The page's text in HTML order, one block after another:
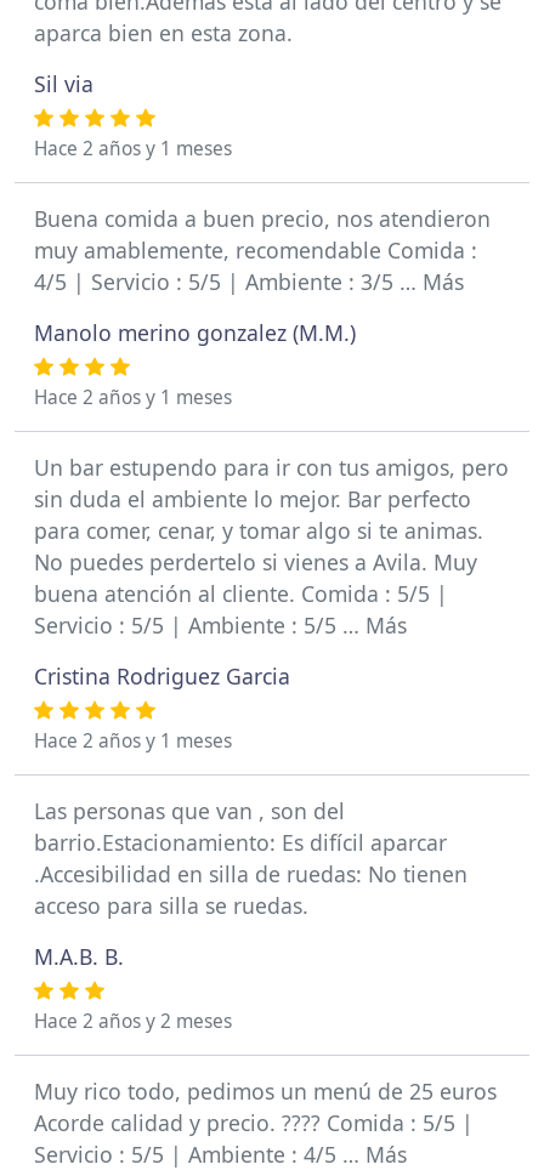
aparca bien en esta zona.
Sil via
Hace 2 años y 1 meses
Buena comida a buen precio, nos atendieron
muy amablemente, recomendable Comida :
4/5 | Servicio : 5/5 | Ambiente : 3/5 … Más
Manolo merino gonzalez (M.M.)
Hace 2 años y 1 meses
Un bar estupendo para ir con tus amigos, pero
sin duda el ambiente lo mejor. Bar perfecto
para comer, cenar, y tomar algo si te animas.
No puedes perdertelo si vienes a Avila. Muy
buena atención al cliente. Comida : 5/5 |
Servicio : 5/5 | Ambiente : 5/5 … Más
Cristina Rodriguez Garcia
Hace 2 años y 1 meses
Las personas que van , son del
barrio.Estacionamiento: Es difícil aparcar
.Accesibilidad en silla de ruedas: No tienen
acceso para silla se ruedas.
M.A.B. B.
Hace 2 años y 2 meses
Muy rico todo, pedimos un menú de 25 euros
Acorde calidad y precio. ???? Comida : 5/5 |
Servicio : 5/5 | Ambiente : 4/5 … Más